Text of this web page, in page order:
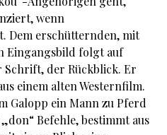
wenn
Dem erschütternden, mit
Eingangsbild folgt auf
Schrift, der Rückblick. Er
einem alten Westernfilm.
Galopp ein Mann zu Pferd
Befehle, bestimmt aus